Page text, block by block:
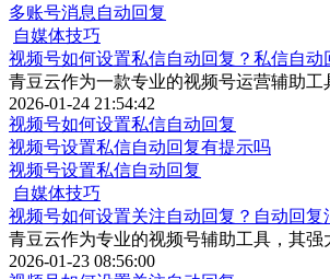
多账号消息自动回复
自媒体技巧
视频号如何设置私信自动回复？私信自动
青豆云作为一款专业的视频号运营辅助
2026-01-24 21:54:42
视频号如何设置私信自动回复
视频号设置私信自动回复有提示吗
视频号设置私信自动回复
自媒体技巧
视频号如何设置关注自动回复？自动回复
青豆云作为专业的视频号辅助工具，其强
2026-01-23 08:56:00